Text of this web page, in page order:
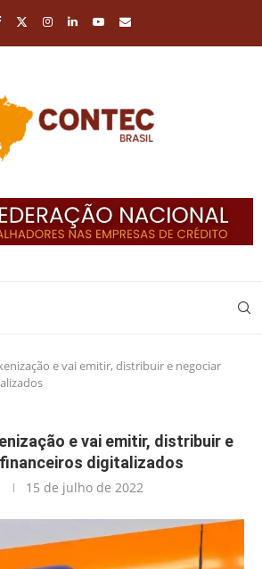
e vai emitir, distribuir e negociar
e vai emitir, distribuir e
digitalizados
15 de julho de 2022